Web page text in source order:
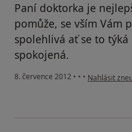
Paní doktorka je
pomůže, se vším Vám
spolehlivá ať se to
spokojená.
8. července 2012 • • • podle
Nahlásit